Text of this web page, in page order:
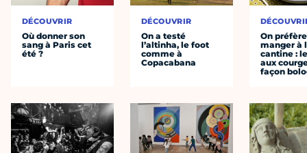
DÉCOUVRIR
Où donner son
sang à Paris cet
été ?
DÉCOUVRIR
On a testé
l’altinha, le foot
comme à
Copacabana
On préfère
manger à
cantine :
aux
façon